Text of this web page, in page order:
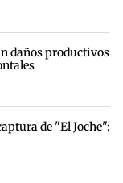
daños productivos
de "El Joche":